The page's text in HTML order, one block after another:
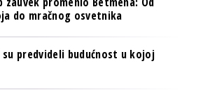
do mračnog osvetnika
predvideli budućnost u kojoj